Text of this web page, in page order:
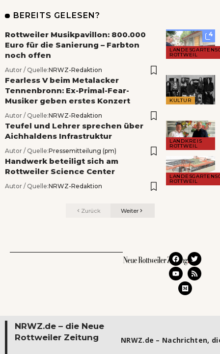
BEREITS GELESEN?
4
ROTTWEIL
Rottweiler Musikpavillon: 800.000
Euro für die Sanierung – Farbton
noch offen
Autor / Quelle:NRWZ-Redaktion
KULTUR
Fearless V beim Metalacker
Tennenbronn: Ex-Primal-Fear-
Musiker geben erstes Konzert
Autor / Quelle:NRWZ-Redaktion
LANDKREIS
ROTTWEIL
Teufel und Lehrer sprechen über
Aichhaldens Infrastruktur
Autor / Quelle:Pressemitteilung (pm)
ROTTWEIL
Handwerk beteiligt sich am
Rottweiler Science Center
Autor / Quelle:NRWZ-Redaktion
Zurück Weiter
NRWZ.de – die Neue
Rottweiler Zeitung
NRWZ.de – Nachrichten,